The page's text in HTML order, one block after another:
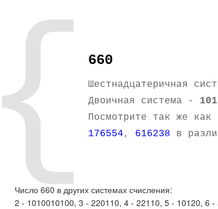
660
Шестнадцатеричная
Двоичная система -
Посмотрите так же как
176554, 616238 в
Число 660 в других системах счисления:
2 - 1010010100, 3 - 220110, 4 - 22110, 5 - 10120, 6